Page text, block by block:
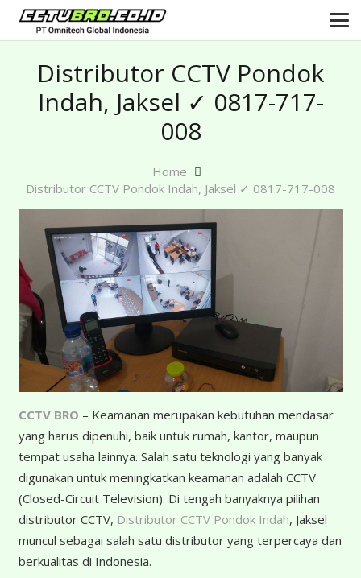
Distributor CCTV Pondok
Indah, Jaksel ✓ 0817-717-
008
Home
Distributor CCTV Pondok Indah, Jaksel ✓ 0817-717-008
CCTV BRO – Keamanan merupakan kebutuhan mendasar
yang harus dipenuhi, baik untuk rumah, kantor, maupun
tempat usaha lainnya. Salah satu teknologi yang banyak
digunakan untuk meningkatkan keamanan adalah CCTV
(Closed-Circuit Television). Di tengah banyaknya pilihan
distributor CCTV, Distributor CCTV Pondok Indah, Jaksel
muncul sebagai salah satu distributor yang terpercaya dan
berkualitas di Indonesia.